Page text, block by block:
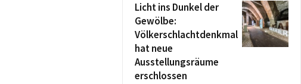
Licht ins Dunkel der
Gewölbe:
Völkerschlachtdenkmal
hat neue
Ausstellungsräume
erschlossen